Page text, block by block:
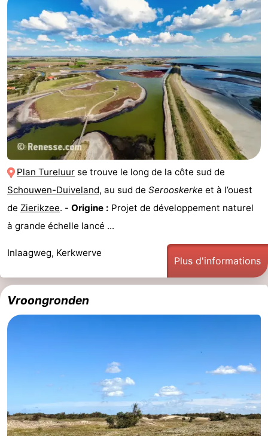
Plan Tureluur se trouve le long de la côte sud de
Schouwen-Duiveland, au sud de Serooskerke et à l’ouest
de Zierikzee. - Origine : Projet de développement naturel
à grande échelle lancé ...
Inlaagweg, Kerkwerve
Plus d'informations
Vroongronden